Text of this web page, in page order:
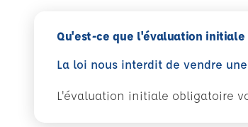
Qu'est-ce que l'évaluation
La loi nous interdit de vendre
L'évaluation initiale obligatoire